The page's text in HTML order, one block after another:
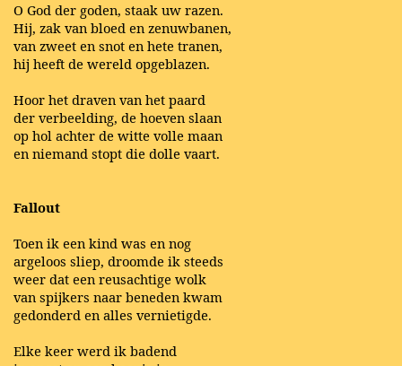
O God der goden, staak uw razen.
Hij, zak van bloed en zenuwbanen,
van zweet en snot en hete tranen,
hij heeft de wereld opgeblazen.
Hoor het draven van het paard
der verbeelding, de hoeven slaan
op hol achter de witte volle maan
en niemand stopt die dolle vaart.
Fallout
Toen ik een kind was en nog
argeloos sliep, droomde ik steeds
weer dat een reusachtige wolk
van spijkers naar beneden kwam
gedonderd en alles vernietigde.
Elke keer werd ik badend